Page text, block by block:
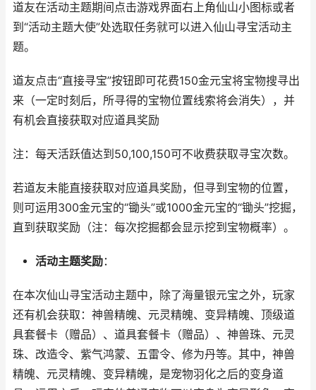
道友在活动主题期间点击游戏界面右上角仙山小图标或者
到“活动主题大使”处选取任务就可以进入仙山寻宝活动主
题。
道友点击“直接寻宝”按钮即可花费150金元宝将宝物搜寻出
来（一定时刻后，所寻得的宝物位置线索将会消失），并
有机会直接获取对应道具奖励
注：每天活跃值达到 50,100,150可不收费获取寻宝次数。
若道友未能直接获取对应道具奖励，但寻到宝物的位置，
则可运用 300金元宝的“锄头”或1000金元宝的“锄头”挖掘，
直到获取奖励（注：每次挖掘都会显示挖到宝物概率）。
活动主题奖励：
在本次仙山寻宝活动主题中，除了海量银元宝之外，玩家
还有机会获取：神兽精魄、元灵精魄、变异精魄、顶级道
具套餐卡（赠品）、道具套餐卡（赠品）、神兽珠、元灵
珠、改造令、紫气鸿蒙、五雷令、修为丹等。其中，神兽
精魄、元灵精魄、变异精魄，是宠物羽化之后的变身道